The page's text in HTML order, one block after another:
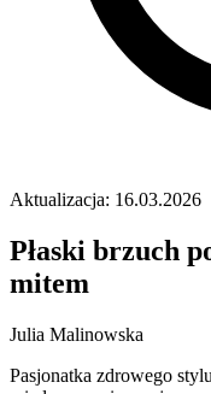
Aktualizacja: 16.03.2026
Płaski brzuch
mitem
Julia Malinowska
Pasjonatka zdrowego